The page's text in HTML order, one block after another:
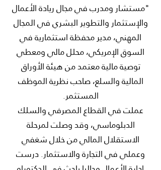
"مستشار ومدرب في مجال ريادة الأعمال
والإستثمار والتطوير البشري في المجال
المهني، مدير محفظة استثمارية في
السوق الإمريكي، محلل مالي ومعطي
توصية مالية معتمد من هيئة الأوراق
المالية والسلع، صاحب نظرية الموظف
المستثمر.
عملت في القطاع المصرفي والسلك
الدبلوماسي، وقد وصلت لمرحلة
الاستقلال المالي من خلال شغفي
وعملي في التجارة والاستثمار. درست